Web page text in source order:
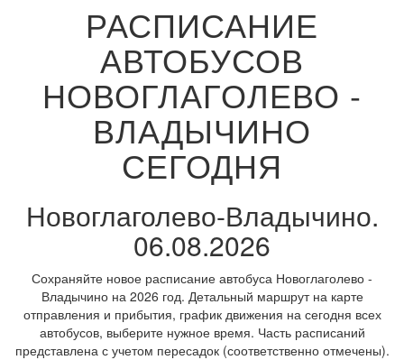
РАСПИСАНИЕ
АВТОБУСОВ
НОВОГЛАГОЛЕВО -
ВЛАДЫЧИНО
СЕГОДНЯ
Новоглаголево-Владычино.
06.08.2026
Сохраняйте новое расписание автобуса Новоглаголево -
Владычино на 2026 год. Детальный маршрут на карте
отправления и прибытия, график движения на сегодня всех
автобусов, выберите нужное время. Часть расписаний
представлена с учетом пересадок (соответственно отмечены).